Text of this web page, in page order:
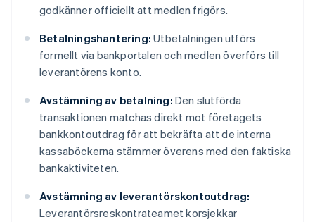
godkänner officiellt att medlen frigörs.
Betalningshantering: Utbetalningen utförs
formellt via bankportalen och medlen överförs till
leverantörens konto.
Avstämning av betalning: Den slutförda
transaktionen matchas direkt mot företagets
bankkontoutdrag för att bekräfta att de interna
kassaböckerna stämmer överens med den faktiska
bankaktiviteten.
Avstämning av leverantörskontoutdrag:
Leverantörsreskontrateamet korsjekkar